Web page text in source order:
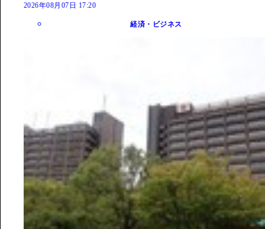
2026年08月07日 17:20
経済・ビジネス